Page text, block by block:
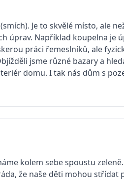
Je to skvělé místo, ale
úprav. Například koupelna je
práci řemeslníků, ale
jsme různé bazary a
domu. I tak nás dům s
kolem sebe spoustu
že naše děti mohou střídat